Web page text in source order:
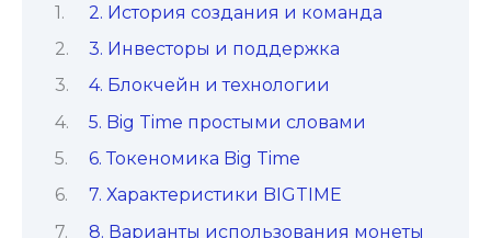
2. История создания и команда
3. Инвесторы и поддержка
4. Блокчейн и технологии
5. Big Time простыми словами
6. Токеномика Big Time
7. Характеристики BIGTIME
8. Варианты использования монеты